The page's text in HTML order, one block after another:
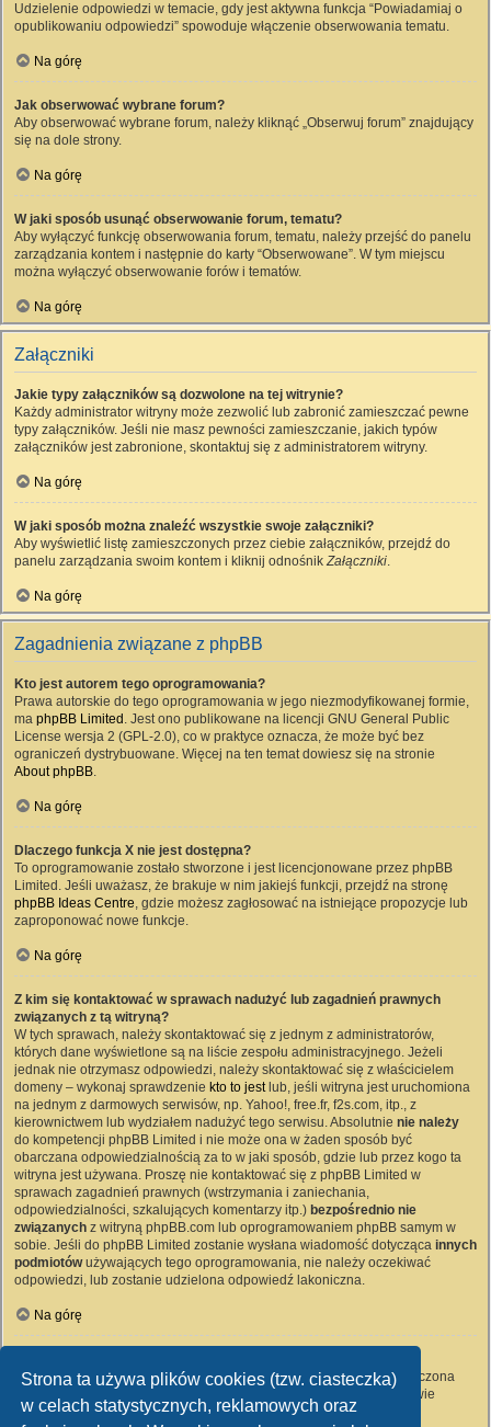
Strona ta używa plików cookies (tzw. ciasteczka)
w celach statystycznych, reklamowych oraz
Udzielenie odpowiedzi w temacie, gdy jest aktywna funkcja “Powiadamiaj o
opublikowaniu odpowiedzi” spowoduje włączenie obserwowania tematu.
Na górę
Jak obserwować wybrane forum?
Aby obserwować wybrane forum, należy kliknąć „Obserwuj forum” znajdujący
się na dole strony.
Na górę
W jaki sposób usunąć obserwowanie forum, tematu?
Aby wyłączyć funkcję obserwowania forum, tematu, należy przejść do panelu
zarządzania kontem i następnie do karty “Obserwowane”. W tym miejscu
można wyłączyć obserwowanie forów i tematów.
Na górę
Załączniki
Jakie typy załączników są dozwolone na tej witrynie?
Każdy administrator witryny może zezwolić lub zabronić zamieszczać pewne
typy załączników. Jeśli nie masz pewności zamieszczanie, jakich typów
załączników jest zabronione, skontaktuj się z administratorem witryny.
Na górę
W jaki sposób można znaleźć wszystkie swoje załączniki?
Aby wyświetlić listę zamieszczonych przez ciebie załączników, przejdź do
panelu zarządzania swoim kontem i kliknij odnośnikZałączniki.
Na górę
Zagadnienia związane z phpBB
Kto jest autorem tego oprogramowania?
Prawa autorskie do tego oprogramowania w jego niezmodyfikowanej formie,
ma phpBB Limited . Jest ono publikowane na licencji GNU General Public
License wersja 2 (GPL-2.0), co w praktyce oznacza, że może być bez
ograniczeń dystrybuowane. Więcej na ten temat dowiesz się na stronie
About phpBB.
Na górę
Dlaczego funkcja X nie jest dostępna?
To oprogramowanie zostało stworzone i jest licencjonowane przez phpBB
Limited. Jeśli uważasz, że brakuje w nim jakiejś funkcji, przejdź na stronę
phpBB Ideas Centre, gdzie możesz zagłosować na istniejące propozycje lub
zaproponować nowe funkcje.
Na górę
Z kim się kontaktować w sprawach nadużyć lub zagadnień prawnych
związanych z tą witryną?
W tych sprawach, należy skontaktować się z jednym z administratorów,
których dane wyświetlone są na liście zespołu administracyjnego. Jeżeli
jednak nie otrzymasz odpowiedzi, należy skontaktować się z właścicielem
domeny – wykonaj sprawdzenie kto to jestlub, jeśli witryna jest uruchomiona
na jednym z darmowych serwisów, np. Yahoo!, free.fr, f2s.com, itp., z
kierownictwem lub wydziałem nadużyć tego serwisu. Absolutnie nie należy
do kompetencji phpBB Limited i nie może ona w żaden sposób być
obarczana odpowiedzialnością za to w jaki sposób, gdzie lub przez kogo ta
witryna jest używana. Proszę nie kontaktować się z phpBB Limited w
sprawach zagadnień prawnych (wstrzymania i zaniechania,
odpowiedzialności, szkalujących komentarzy itp.) bezpośrednio nie
związanych z witryną phpBB.com lub oprogramowaniem phpBB samym w
sobie. Jeśli do phpBB Limited zostanie wysłana wiadomość dotycząca innych
podmiotówużywających tego oprogramowania, nie należy oczekiwać
odpowiedzi, lub zostanie udzielona odpowiedź lakoniczna.
Na górę
Wszyscy użytkownicy witryny mogą używać – jeśli funkcja ta jest włączona
przez administratora witryny – formularza „Kontakt z nami”. Członkowie
witryny mogą także używać odnośnika „Zespół administracyjny”.